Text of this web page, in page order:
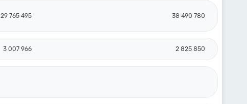
29 765 495 38 490 780
3 007 966 2 825 850